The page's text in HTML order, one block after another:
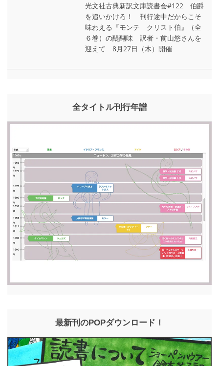
光文社古典新訳文庫読書会#122 伯爵
を追いかけろ！ 刊行途中だからこそ
味わえる『モンテ゠クリスト伯』（全
６巻）の醍醐味 訳者・前山悠さんを
迎えて 8月27日（木）開催
全タイトル刊行年譜
最新刊のPOPダウンロード！